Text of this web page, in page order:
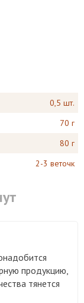
0,5 шт.
70 г
80 г
2-3 веточк
продукцию,
тянется